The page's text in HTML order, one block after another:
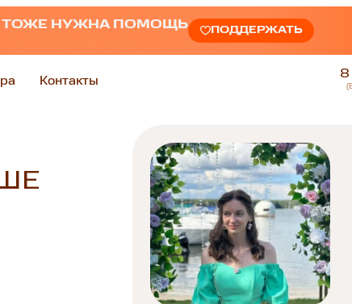
ТОЖЕ НУЖНА ПОМОЩЬ ПОДДЕРЖАТЬ
Контакты
8